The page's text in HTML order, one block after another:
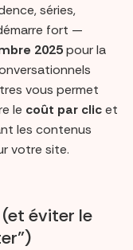
séries,
fort —
2025pour la
vous permet
le coût par clicet
les contenus
votre site.
éviter le